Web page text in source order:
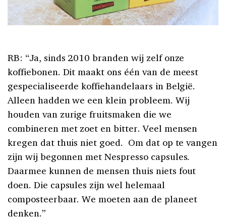
RB: “Ja, sinds 2010 branden wij zelf onze
koffiebonen. Dit maakt ons één van de meest
gespecialiseerde koffiehandelaars in België.
Alleen hadden we een klein probleem. Wij
houden van zurige fruitsmaken die we
combineren met zoet en bitter. Veel mensen
kregen dat thuis niet goed. Om dat op te vangen
zijn wij begonnen met Nespresso capsules.
Daarmee kunnen de mensen thuis niets fout
doen. Die capsules zijn wel helemaal
composteerbaar. We moeten aan de planeet
denken.”